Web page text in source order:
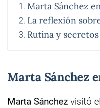
Marta Sánchez
La reflexión
Rutina y
Marta Sánchez
Marta Sánchez visitó